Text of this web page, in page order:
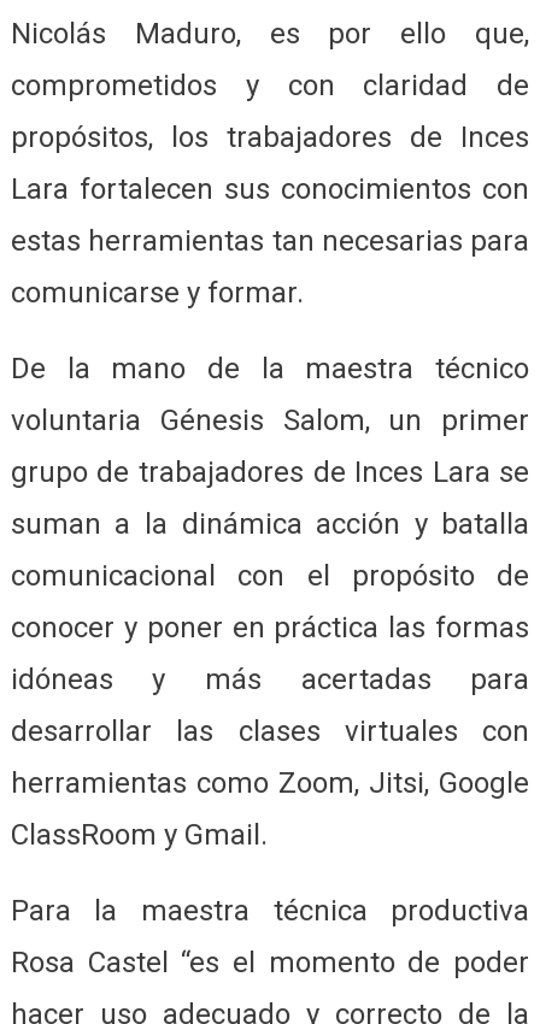
Nicolás Maduro, es por ello que,
comprometidos y con claridad de
propósitos, los trabajadores de Inces
Lara fortalecen sus conocimientos con
estas herramientas tan necesarias para
comunicarse y formar.
De la mano de la maestra técnico
voluntaria Génesis Salom, un primer
grupo de trabajadores de Inces Lara se
suman a la dinámica acción y batalla
comunicacional con el propósito de
conocer y poner en práctica las formas
idóneas y más acertadas para
desarrollar las clases virtuales con
herramientas como Zoom, Jitsi, Google
ClassRoom y Gmail.
Para la maestra técnica productiva
Rosa Castel “es el momento de poder
hacer uso adecuado y correcto de la